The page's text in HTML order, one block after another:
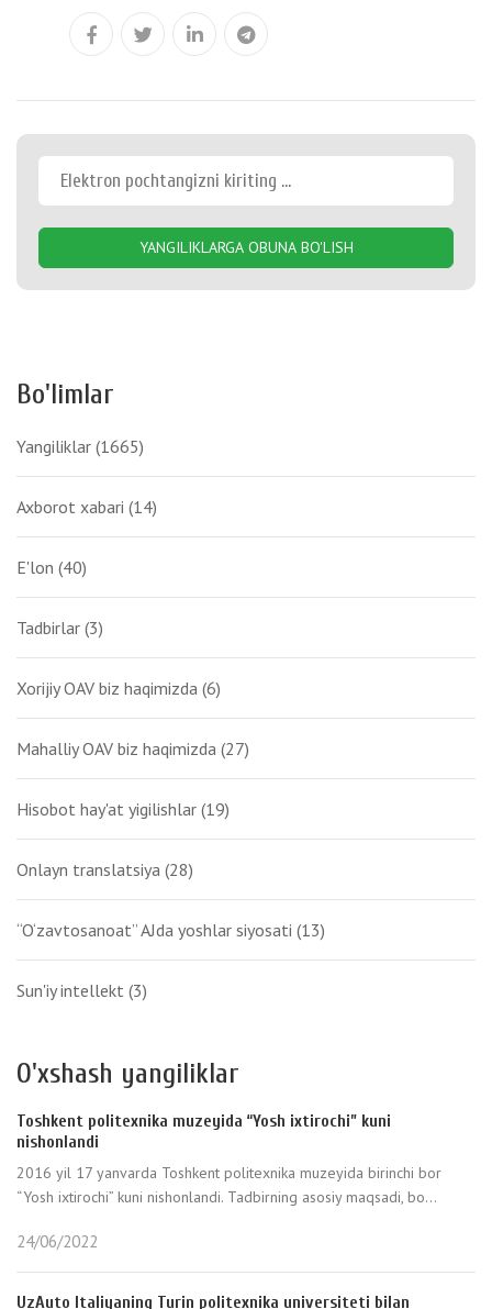
YANGILIKLARGA OBUNA BO'LISH
Bo'limlar
Yangiliklar (1665)
Axborot xabari (14)
E'lon (40)
Tadbirlar (3)
Xorijiy OAV biz haqimizda (6)
Mahalliy OAV biz haqimizda (27)
Hisobot hay'at yigilishlar (19)
Onlayn translatsiya (28)
“O‘zavtosanoat” AJda yoshlar siyosati (13)
Sun'iy intellekt (3)
O'xshash yangiliklar
Toshkent politexnika muzeyida “Yosh ixtirochi” kuni
nishonlandi
2016 yil 17 yanvarda Toshkent politexnika muzeyida birinchi bor
“Yosh ixtirochi” kuni nishonlandi. Tadbirning asosiy maqsadi, bo...
24/06/2022
UzAuto Italiyaning Turin politexnika universiteti bilan